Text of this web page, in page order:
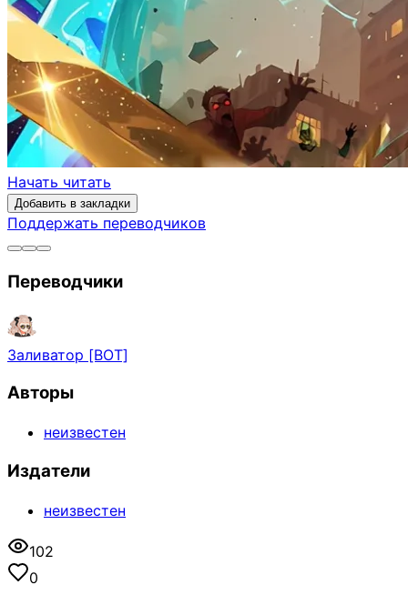
Начать читать
Добавить в закладки
Поддержать переводчиков
Переводчики
Заливатор [BOT]
Авторы
неизвестен
Издатели
неизвестен
102
0